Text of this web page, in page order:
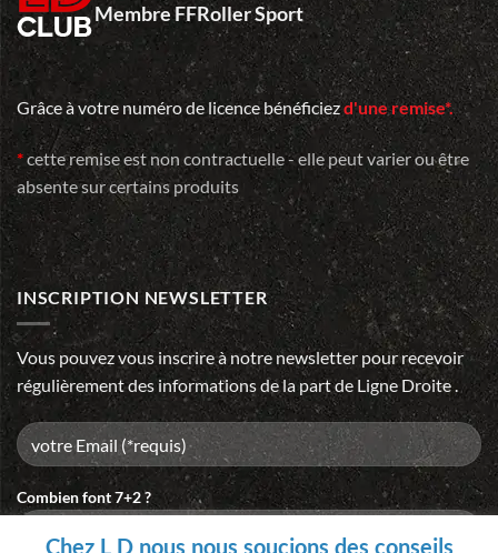
Membre FFRoller Sport
Grâce à votre numéro de licence bénéficiezd'une remise*.
*cette remise est non contractuelle - elle peut varier ou être
absente sur certains produits
INSCRIPTION NEWSLETTER
Vous pouvez vous inscrire à notre newsletter pour recevoir
régulièrement des informations de la part de Ligne Droite .
Combien font 7+2 ?
Chez L D nous nous soucions des conseils